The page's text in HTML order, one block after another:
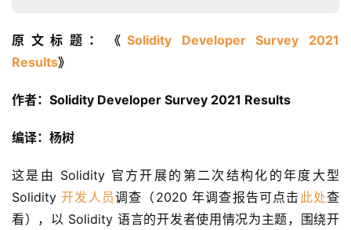
原文标题：《Solidity Developer Survey 2021
Results》
作者：Solidity Developer Survey 2021 Results
编译：杨树
这是由 Solidity 官方开展的第二次结构化的年度大型
Solidity 开发人员调查（2020 年调查报告可点击 此处查
看），以 Solidity 语言的开发者使用情况为主题，围绕开